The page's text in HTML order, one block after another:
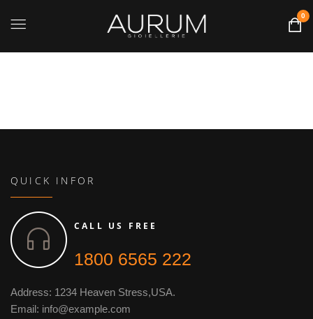
0
QUICK INFOR
CALL US FREE
1800 6565 222
Address: 1234 Heaven Stress,USA.
Email: info@example.com